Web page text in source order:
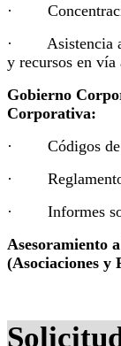
·
· Asistencia a
y recursos en
Gobierno
Corporativa:
· Códigos de
·
· Informes
Asesoramiento
(Asociaciones y